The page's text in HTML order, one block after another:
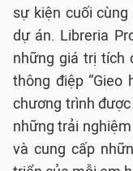
sự kiện cuối
dự án. Libreria
những giá trị tích
thông điệp
chương trình
những trải
và cung cấp